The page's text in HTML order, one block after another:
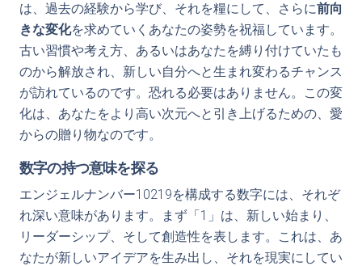
は、過去の経験から学び、それを糧にして、さらに前向
きな変化を求めていくあなたの姿勢を祝福しています。
古い習慣や考え方、あるいはあなたを縛り付けていたも
のから解放され、新しい自分へと生まれ変わるチャンス
が訪れているのです。恐れる必要はありません。この変
化は、あなたをより高い次元へと引き上げるための、愛
からの贈り物なのです。
数字の持つ意味を探る
エンジェルナンバー10219を構成する数字には、それぞ
れ深い意味があります。まず「1」は、新しい始まり、
リーダーシップ、そして創造性を表します。これは、あ
なたが新しいアイデアを生み出し、それを現実にしてい